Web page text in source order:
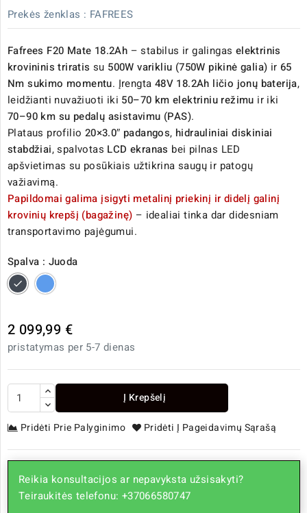
Prekės ženklas : FAFREES
Fafrees F20 Mate 18.2Ah – stabilus ir galingas elektrinis
krovininis triratis su 500W varikliu (750W pikinė galia) ir 65
Nm sukimo momentu. Įrengta 48V 18.2Ah ličio jonų baterija,
leidžianti nuvažiuoti iki 50–70 km elektriniu režimu ir iki
70–90 km su pedalų asistavimu (PAS).
Plataus profilio 20×3.0″ padangos, hidrauliniai diskiniai
stabdžiai, spalvotas LCD ekranas bei pilnas LED
apšvietimas su posūkiais užtikrina saugų ir patogų
važiavimą.
Papildomai galima įsigyti metalinį priekinį ir didelį galinį
krovinių krepšį (bagažinę) – idealiai tinka dar didesniam
transportavimo pajėgumui.
Spalva : Juoda
JuodaMėlyna
2 099,99 €
pristatymas per 5-7 dienas
Į Krepšelį
Pridėti Prie Palyginimo Pridėti Į Pageidavimų Sąrašą
Reikia konsultacijos ar nepavyksta užsisakyti?
Teiraukitės telefonu: +37066580747